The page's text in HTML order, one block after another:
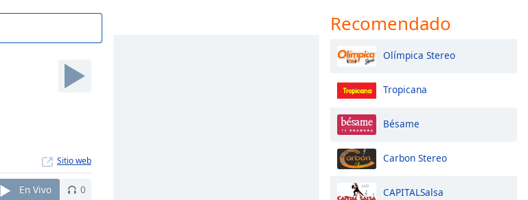
Sitio web
En Vivo 0
Recomendado
Olímpica Stereo
Tropicana
Bésame
Carbon Stereo
CAPITALSalsa